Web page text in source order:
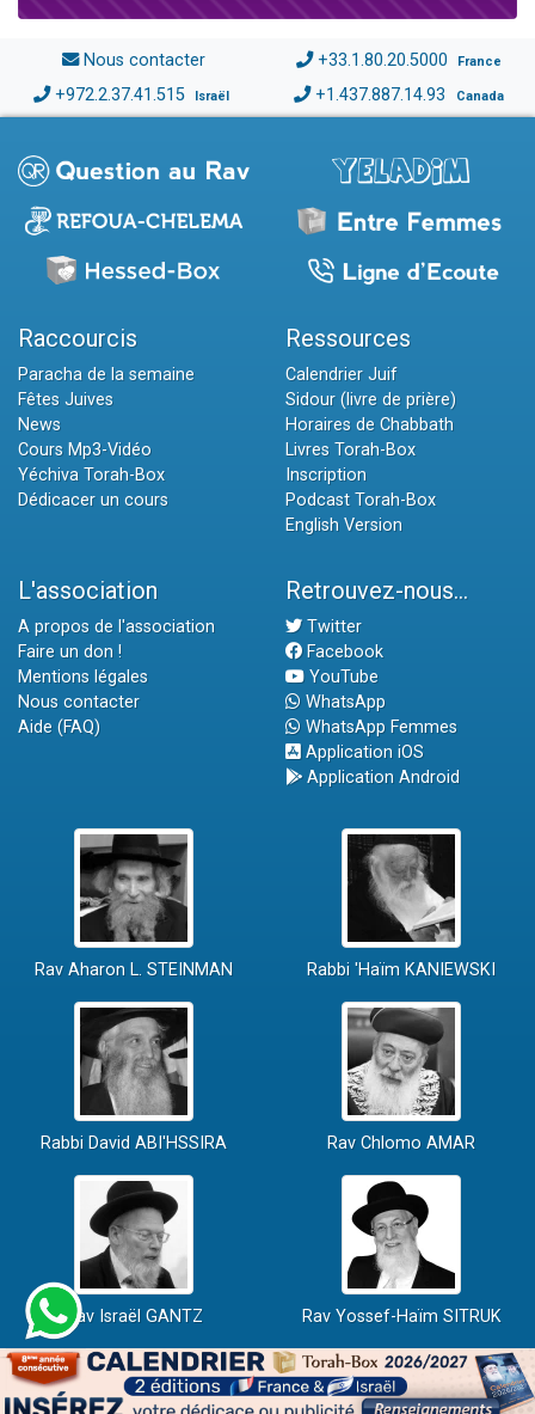
Nous contacter +33.1.80.20.5000 France
+972.2.37.41.515 Israël +1.437.887.14.93 Canada
Raccourcis
Paracha de la semaine
Fêtes Juives
News
Cours Mp3-Vidéo
Yéchiva Torah-Box
Dédicacer un cours
Ressources
Calendrier Juif
Sidour (livre de prière)
Horaires de Chabbath
Livres Torah-Box
Inscription
Podcast Torah-Box
English Version
L'association
A propos de l'association
Faire un don !
Mentions légales
Nous contacter
Aide (FAQ)
Retrouvez-nous...
Twitter
Facebook
YouTube
WhatsApp
WhatsApp Femmes
Application iOS
Application Android
Rav Aharon L. STEINMAN Rabbi 'Haïm KANIEWSKI
Rabbi David ABI'HSSIRA Rav Chlomo AMAR
Rav Israël GANTZ Rav Yossef-Haïm SITRUK